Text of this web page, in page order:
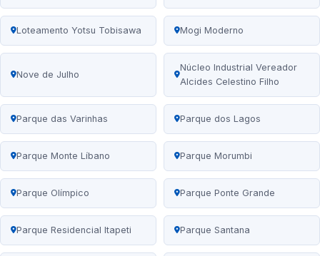
Loteamento Yotsu Tobisawa Mogi Moderno
Nove de Julho
Núcleo Industrial Vereador
Alcides Celestino Filho
Parque das Varinhas Parque dos Lagos
Parque Monte Líbano Parque Morumbi
Parque Olímpico Parque Ponte Grande
Parque Residencial Itapeti Parque Santana